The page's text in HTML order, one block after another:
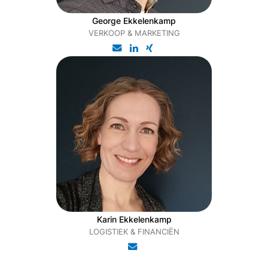
George Ekkelenkamp
VERKOOP & MARKETING
Karin Ekkelenkamp
LOGISTIEK & FINANCIËN